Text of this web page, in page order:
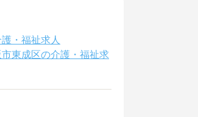
・福祉求人
東成区の介護・福祉求